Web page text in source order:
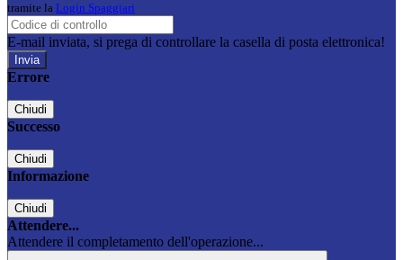
tramite la Login Spaggiari
E-mail inviata, si prega di controllare la casella di posta elettronica!
Errore
Chiudi
Successo
Chiudi
Informazione
Chiudi
Attendere...
Attendere il completamento dell'operazione...